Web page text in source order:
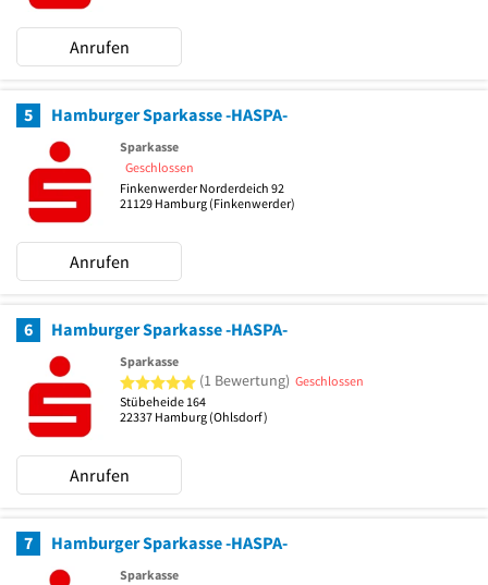
Anrufen
5 Hamburger Sparkasse -HASPA-
Sparkasse
Geschlossen
Finkenwerder Norderdeich 92
21129 Hamburg (Finkenwerder)
Anrufen
6 Hamburger Sparkasse -HASPA-
Sparkasse
5 von 5 Sternen
(1 Bewertung) Geschlossen
Stübeheide 164
22337 Hamburg (Ohlsdorf)
Anrufen
7 Hamburger Sparkasse -HASPA-
Sparkasse